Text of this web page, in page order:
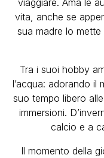
viaggiare. Ama le
vita, anche se
sua madre lo
Tra i suoi hobby
l’acqua: adorando il
suo tempo libero
immersioni.
calcio e a
Il momento della